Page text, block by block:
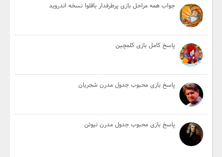
جواب همه مراحل بازی پرطرفدار باقلوا نسخه اندروید
پاسخ کامل بازی کلمچین
پاسخ بازی محبوب جدول مدرن شجریان
پاسخ بازی محبوب جدول مدرن نیوتن